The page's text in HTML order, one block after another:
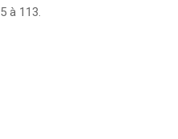
à 113.